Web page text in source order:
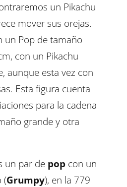
un Pikachu
mover sus orejas.
un Pop de tamaño
con un Pikachu
aunque esta vez con
Esta figura cuenta
para la cadena
grande y otra
un par depopcon un
(Grumpy), en la 779